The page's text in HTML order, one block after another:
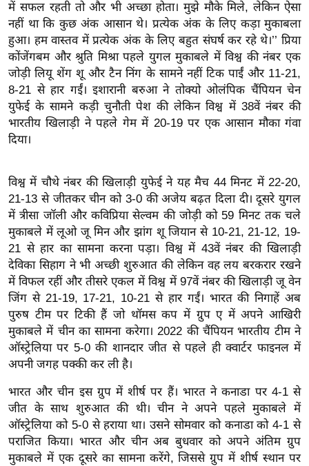
ख्सि
य
त
यं
ग
इं
डि
या
हि
त्य
ज
ग
त
ऑ
टो
व
र्ल्ड
न्यू
ज
फ
म
नो
रं
में सफल रहती तो और भी अच्छा होता। मुझे मौके मिले, लेकिन ऐसा
नहीं था कि कुछ अंक आसान थे। प्रत्येक अंक के लिए कड़ा मुकाबला
हुआ। हम वास्तव में प्रत्येक अंक के लिए बहुत संघर्ष कर रहे थे।’’ प्रिया
कोंजेंगबम और श्रुति मिश्रा पहले युगल मुकाबले में विश्व की नंबर एक
जोड़ी लियू शेंग शू और टैन निंग के सामने नहीं टिक पाईं और 11-21,
8-21 से हार गईं। इशारानी बरुआ ने तोक्यो ओलंपिक चैंपियन चेन
युफेई के सामने कड़ी चुनौती पेश की लेकिन विश्व में 38वें नंबर की
भारतीय खिलाड़ी ने पहले गेम में 20-19 पर एक आसान मौका गंवा
दिया।
विश्व में चौथे नंबर की खिलाड़ी युफेई ने यह मैच 44 मिनट में 22-20,
21-13 से जीतकर चीन को 3-0 की अजेय बढ़त दिला दी। दूसरे युगल
में त्रीसा जॉली और कविप्रिया सेल्वम की जोड़ी को 59 मिनट तक चले
मुकाबले में लूओ जू मिन और झांग शू जियान से 10-21, 21-12, 19-
21 से हार का सामना करना पड़ा। विश्व में 43वें नंबर की खिलाड़ी
देविका सिहाग ने भी अच्छी शुरुआत की लेकिन वह लय बरकरार रखने
में विफल रहीं और तीसरे एकल में विश्व में 97वें नंबर की खिलाड़ी जू वेन
जिंग से 21-19, 17-21, 10-21 से हार गईं। भारत की निगाहें अब
पुरुष टीम पर टिकी हैं जो थॉमस कप में ग्रुप ए में अपने आखिरी
मुकाबले में चीन का सामना करेगा। 2022 की चैंपियन भारतीय टीम ने
ऑस्ट्रेलिया पर 5-0 की शानदार जीत से पहले ही क्वार्टर फाइनल में
अपनी जगह पक्की कर ली है।
भारत और चीन इस ग्रुप में शीर्ष पर हैं। भारत ने कनाडा पर 4-1 से
जीत के साथ शुरुआत की थी। चीन ने अपने पहले मुकाबले में
ऑस्ट्रेलिया को 5-0 से हराया था। उसने सोमवार को कनाडा को 4-1 से
पराजित किया। भारत और चीन अब बुधवार को अपने अंतिम ग्रुप
मुकाबले में एक दूसरे का सामना करेंगे, जिससे ग्रुप में शीर्ष स्थान पर